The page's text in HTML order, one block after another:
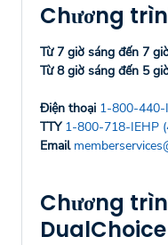
Chương
Từ 7 giờ sáng đến 7
Từ 8 giờ sáng đến 5
Điện thoại 1-800-440-
TTY 1-800-718-IEHP
Email
Chương
DualChoice